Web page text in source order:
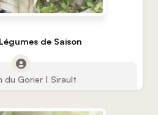
de Saison
du Gorier | Sirault